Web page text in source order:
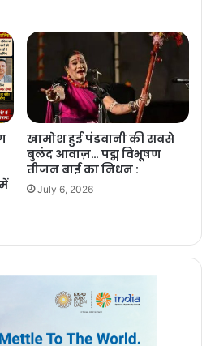
उद्योगपतियों और सेवाप्रदाता कंपनियों
की कार्रवाई तेज हो गई है। हालिया
है।
खामोश हुई पंडवानी की सबसे
बुलंद आवाज़… पद्म विभूषण
तीजन बाई का निधन :
July 6, 2026